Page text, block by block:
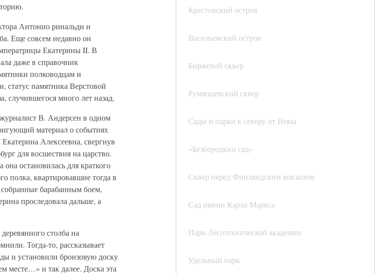
Крестовский остров
Васильевский остров
Биржевой сквер
Румянцевский сквер
Сады и парки к северу от Невы
«Безбородкин сад»
Сквер перед Финляндским вокзалом
Сад имени Карла Маркса
Парк Лесотехнической академии
Удельный парк
Антонио ринальди и
Еще совсем недавно он
Екатерины II. В
даже в справочник
полководцам и
статус памятника Верстовой
случившегося много лет назад.
журналист В. Андерсен в одном
материал о событиях
Алексеевна, свергнув
для восшествия на царство.
она остановилась для краткого
полка, квартировавшие тогда в
барабанным боем,
проследовала дальше, а
столба на
Тогда-то, рассказывает
и установили бронзовую доску
месте…» и так далее. Доска эта